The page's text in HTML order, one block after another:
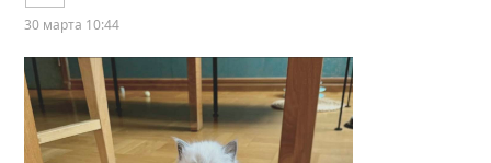
30 марта 10:44